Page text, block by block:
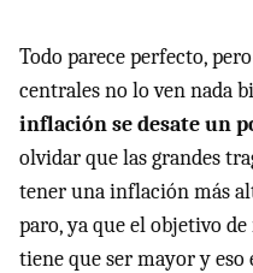
Todo parece perfecto,
centrales no lo ven nada
inflación se desate un
olvidar que las grandes
tener una inflación más
paro, ya que el objetivo
tiene que ser mayor y